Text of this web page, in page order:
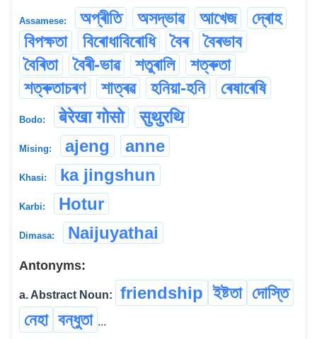
Assamese: অপ্ৰীতি অসদ্ভাৱ আখেজ
দ্ৰোহ
বিপক্ষতা
বিৰোধাবিৰোধি বৈৰ
বৈৰভাব
বৈৰিতা
বৈৰী-ভাৱ শতুৰালি
শত্ৰুতা
শত্ৰুতাচৰণ
শাত্ৰৱ হনিয়া-হনি ৰেষাৰেষি
Bodo: बेरेखा गोसो सुथुरथि
Mising: ajeng anne
Khasi: ka jingshun
Karbi: Hotur
Dimasa: Naijuyathai
Antonyms:
a. Abstract Noun: friendship ইষ্টতা দোস্তি
নেহা বন্ধুতা ...